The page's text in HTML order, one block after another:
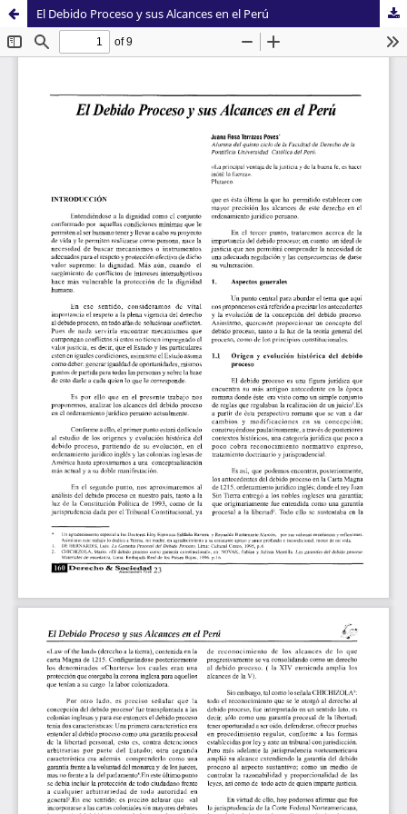
El Debido Proceso y sus Alcances en el Perú